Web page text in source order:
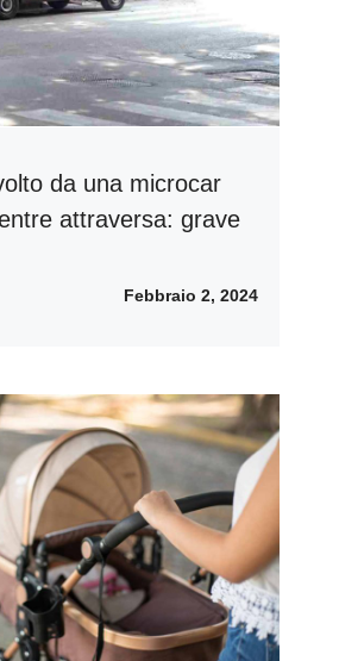
da una microcar
attraversa: grave
Febbraio 2, 2024